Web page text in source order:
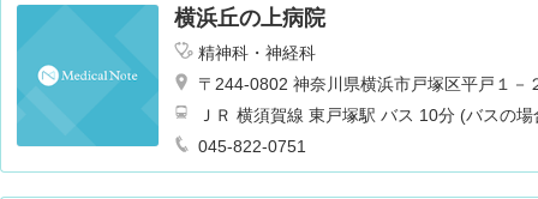
横浜丘の上病院
精神科・神経科
〒244-0802 神奈川県横浜市戸塚区平戸１－
ＪＲ 横須賀線 東戸塚駅 バス 10分 (バスの
045-822-0751